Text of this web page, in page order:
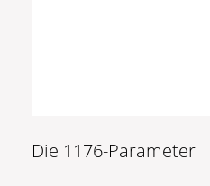
Die 1176-Parameter